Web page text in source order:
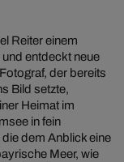
Reiter einem
entdeckt neue
der bereits
Bild setzte,
Heimat im
in fein
dem Anblick eine
Meer, wie